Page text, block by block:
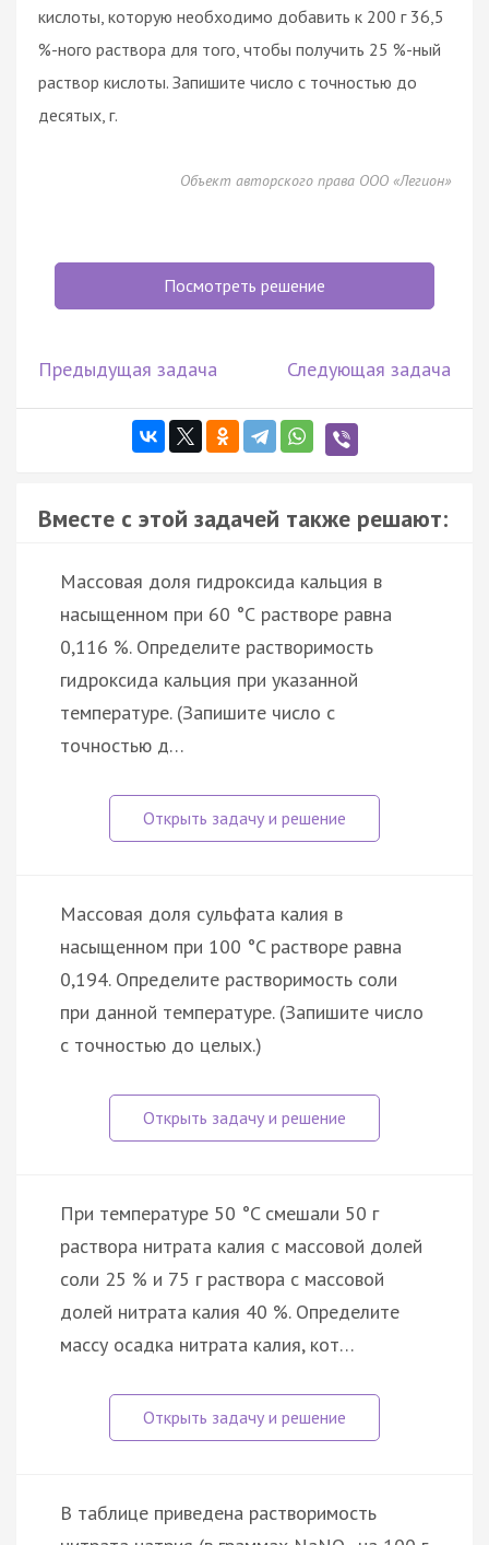
кислоты, которую необходимо добавить к 200 г 36,5
%-ного раствора для того, чтобы получить 25 %-ный
раствор кислоты. Запишите число с точностью до
десятых, г.
Объект авторского права ООО «Легион»
Посмотреть решение
Предыдущая задача Следующая задача
Вместе с этой задачей также решают:
Массовая доля гидроксида кальция в
насыщенном при 60 °С растворе равна
0,116 %. Определите растворимость
гидроксида кальция при указанной
температуре. (Запишите число с
точностью д…
Массовая доля сульфата калия в
насыщенном при 100 °C растворе равна
0,194. Определите растворимость соли
при данной температуре. (Запишите число
с точностью до целых.)
При температуре 50 °C смешали 50 г
раствора нитрата калия с массовой долей
соли 25 % и 75 г раствора с массовой
долей нитрата калия 40 %. Определите
массу осадка нитрата калия, кот…
В таблице приведена растворимость